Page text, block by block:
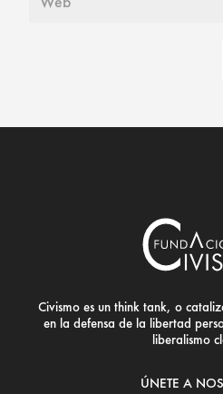
Civismo es un think tank, o
en la defensa de la libertad
liberalismo
ÚNETE A